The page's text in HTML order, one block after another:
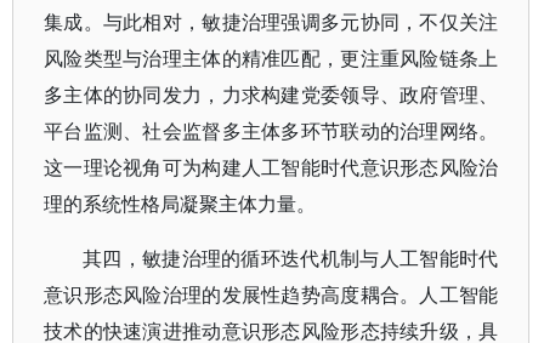
集成。与此相对，敏捷治理强调多元协同，不仅关注
风险类型与治理主体的精准匹配，更注重风险链条上
多主体的协同发力，力求构建党委领导、政府管理、
平台监测、社会监督多主体多环节联动的治理网络。
这一理论视角可为构建人工智能时代意识形态风险治
理的系统性格局凝聚主体力量。
其四，敏捷治理的循环迭代机制与人工智能时代
意识形态风险治理的发展性趋势高度耦合。人工智能
技术的快速演进推动意识形态风险形态持续升级，具